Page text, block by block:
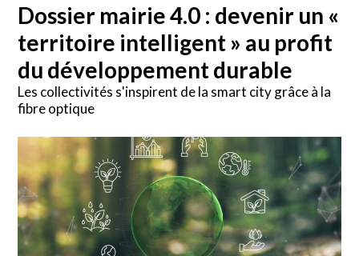
Dossier mairie 4.0 : devenir un «
territoire intelligent » au profit
du développement durable
Les collectivités s'inspirent de la smart city grâce à la
fibre optique